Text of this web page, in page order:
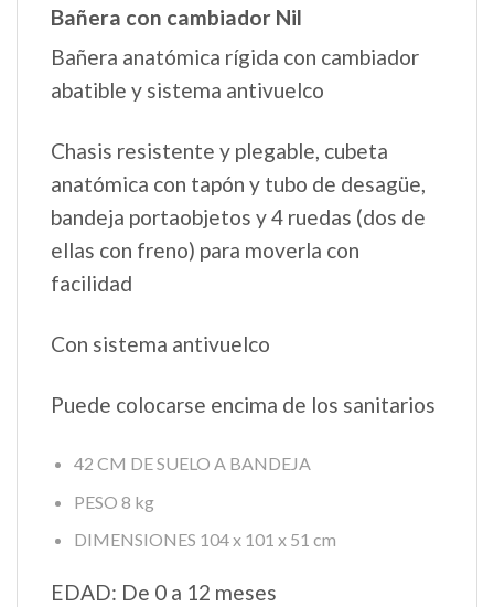
Bañera con cambiador Nil
Bañera anatómica rígida con cambiador
abatible y sistema antivuelco
Chasis resistente y plegable, cubeta
anatómica con tapón y tubo de desagüe,
bandeja portaobjetos y 4 ruedas (dos de
ellas con freno) para moverla con
facilidad
Con sistema antivuelco
Puede colocarse encima de los sanitarios
42 CM DE SUELO A BANDEJA
PESO 8 kg
DIMENSIONES 104 x 101 x 51 cm
EDAD: De 0 a 12 meses